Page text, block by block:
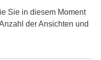
Sie in diesem Moment
der Ansichten und